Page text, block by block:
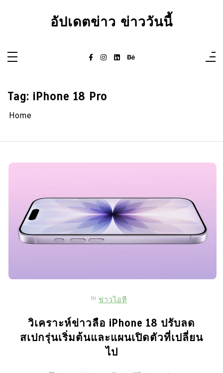
อัปเดตข่าว ข่าววันนี้
Tag: iPhone 18 Pro
Home
In ข่าวไอที
วิเคราะห์ข่าวลือ iPhone 18 ปรับลด
สเปกรุ่นเริ่มต้นและแผนเปิดตัวที่เปลี่ยน
ไป